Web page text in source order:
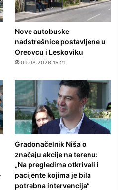
Nove autobuske
nadstrešnice postavljene u
Oreovcu i Leskoviku
09.08.2026 15:21
Gradonačelnik Niša o
značaju akcije na terenu:
„Na pregledima otkrivali i
pacijente kojima je bila
potrebna intervencija“